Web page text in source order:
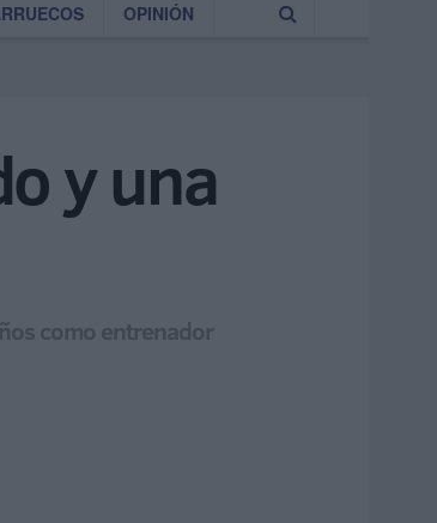
OPINIÓN
y una
como entrenador